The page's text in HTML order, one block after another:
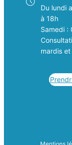
Du lundi
à 18h
Samedi :
mardis